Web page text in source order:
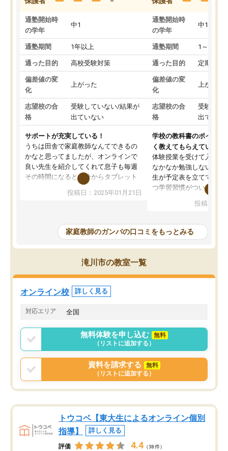
通塾開始時
の学年
中1
通塾期間 1年以上
通った目的 高校受験対策
偏差値の変
化
上がった
志望校の合
格
受験していない/結果が
出ていない
サポートが充実している！
うちは田舎で家庭教師なんてできるの
かなと思ってましたが、オンラインで
良い先生を紹介してくれて息子も毎週
その時間になると自分からタブレット
を開いてzoomを繋げるようになりまし
た！5科目なんでもOKなのもとても気
めて1年ほどだった今では平均点以上の
科目が増えてきました！あと1年受験ま
であるので無料の週末教室を使用しな
がら頑張って欲しいと思います！
投稿日：2025年01月21日
通塾開始時
の学年
中1
通塾期間 1～3ヵ月
通った目的 定期テス
偏差値の変
化
上がった
志望校の合
格
受験して
出ていな
学校の教科書のポイント
く教えてもらえている
体験授業を受けて入塾し
なかなか勉強しない息子
生が予定表を立ててくれ
つ学習習慣がついてきま
指導が無い日も予定表
問できるのでとても助か
投稿日：
家庭教師のガンバの口コミをもっとみる
滝川市の教室一覧
オンライン校 詳しく見る
対応エリア 全国
無料体験を申し込む
無料
（リストに追加する）
資料を請求する
無料
（リストに追加する）
トウコベ【東大生によるオンライン個別
指導】
詳しく見る
評価 4.4 （38件）